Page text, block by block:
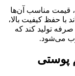
قیمت مناسب آن‌ها
با حفظ کیفیت بالا،
تولید کند که
می‌شود.
پوستی